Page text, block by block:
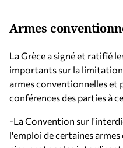
Armes
La Grèce a signé et ratifié
importants sur la
armes conventionnelles et
conférences des parties à
-La Convention sur
l'emploi de certaines armes